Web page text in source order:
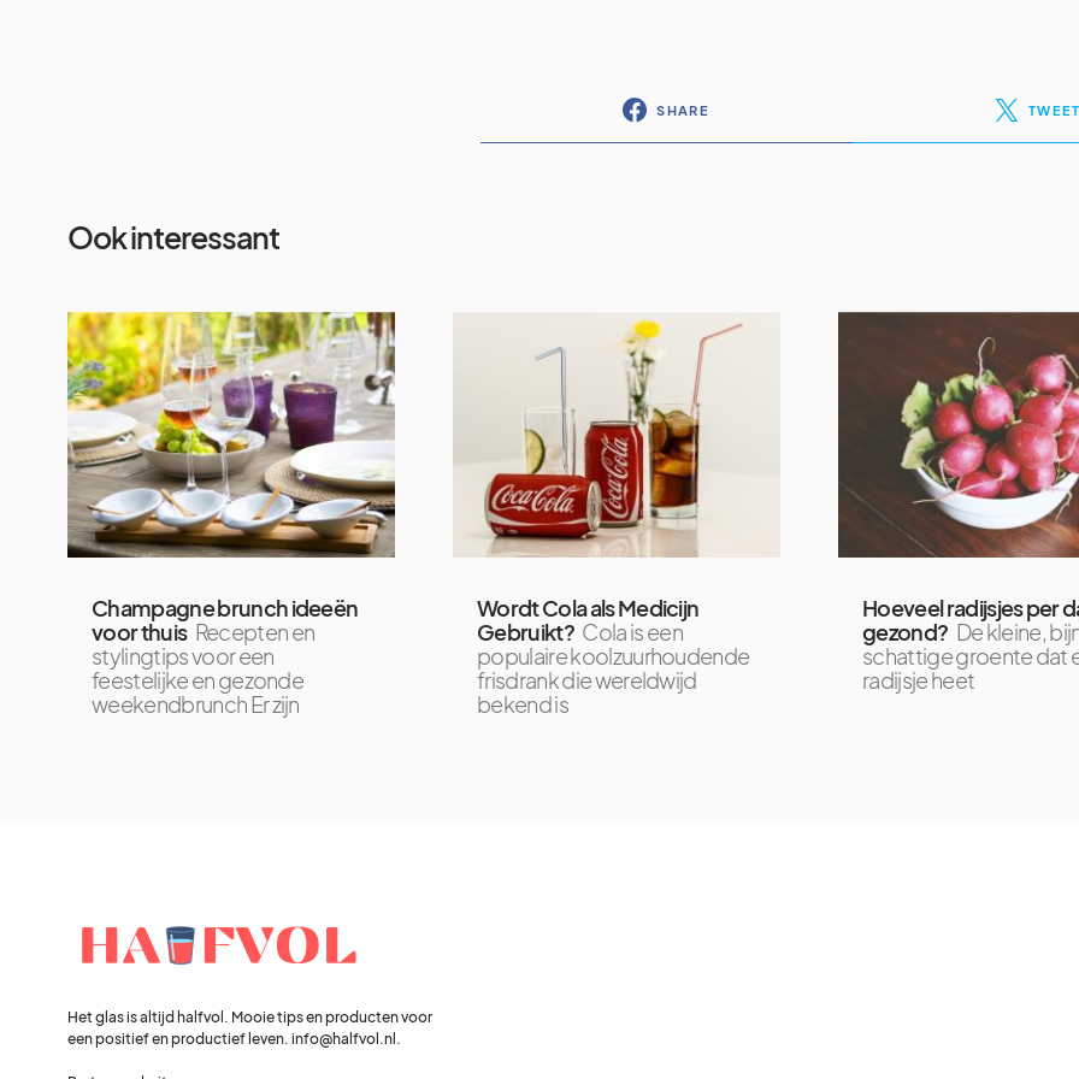
SHARE
Ook interessant
Champagne brunch ideeën
voor thuis Recepten en
stylingtips voor een
feestelijke en gezonde
weekendbrunch Er zijn
Wordt Cola als Medicijn
Gebruikt? Cola is een
populaire koolzuurhoudende
frisdrank die wereldwijd
bekend is
Hoeveel radijsjes per
gezond? De kleine,
schattige groente dat
radijsje heet
Het glas is altijd halfvol. Mooie tips en producten voor
een positief en productief leven. info@halfvol.nl.